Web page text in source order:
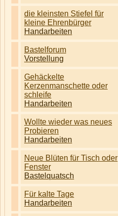
die kleinsten Stiefel für
kleine Ehrenbürger
Handarbeiten
Bastelforum
Vorstellung
Gehäckelte
Kerzenmanschette oder
schleife
Handarbeiten
Wollte wieder was neues
Probieren
Handarbeiten
Neue Blüten für Tisch oder
Fenster
Bastelquatsch
Für kalte Tage
Handarbeiten